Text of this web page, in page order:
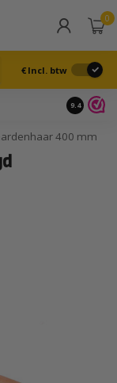
0
€ Incl. btw
9.4
400 mm